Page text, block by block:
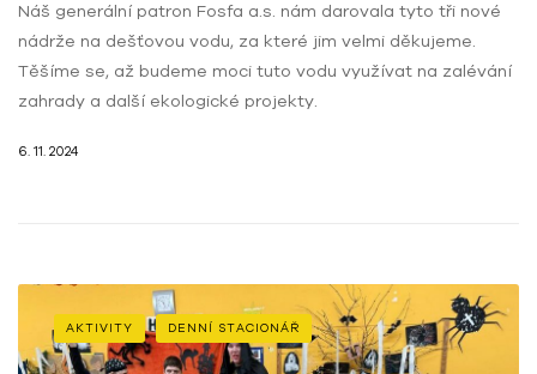
Náš generální patron Fosfa a.s. nám darovala tyto tři nové
nádrže na dešťovou vodu, za které jim velmi děkujeme.
Těšíme se, až budeme moci tuto vodu využívat na zalévání
zahrady a další ekologické projekty.
6. 11. 2024
AKTIVITY DENNÍ STACIONÁŘ